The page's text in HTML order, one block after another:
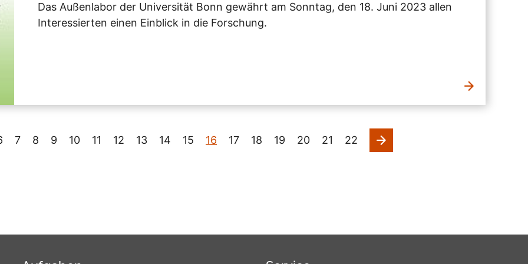
Das Außenlabor der Universität Bonn gewährt am Sonntag, den 18. Juni 2023 allen
Interessierten einen Einblick in die Forschung.
7 8 9 10 11 12 13 14 15 16 17 18 19 20 21 22 nächste